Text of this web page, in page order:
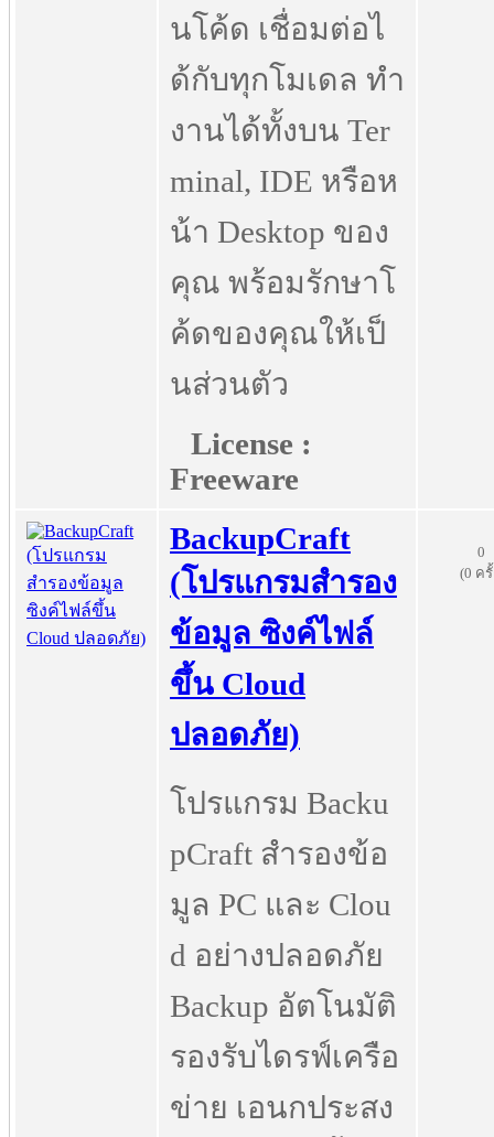
นโค้ด เชื่อมต่อไ
ด้กับทุกโมเดล ทำ
งานได้ทั้งบน Ter
minal, IDE หรือห
น้า Desktop ของ
คุณ พร้อมรักษาโ
ค้ดของคุณให้เป็
นส่วนตัว
License :
Freeware
BackupCraft
(โปรแกรมสำรอง
ข้อมูล ซิงค์ไฟล์
ขึ้น Cloud
ปลอดภัย)
โปรแกรม Backu
pCraft สำรองข้อ
มูล PC และ Clou
d อย่างปลอดภัย
Backup อัตโนมัติ
รองรับไดรฟ์เครือ
ข่าย เอนกประสง
0
(0 ค